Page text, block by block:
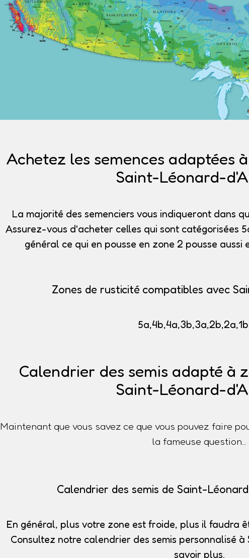
Achetez les semences adaptées
Saint-Léonard-
La majorité des semenciers vous indiqueront dans
Assurez-vous d'acheter celles qui sont catégorisées
général ce qui en pousse en zone 2 pousse aussi
Zones de rusticité compatibles avec
Calendrier des semis adapté à
Saint-Léonard-
Maintenant que vous savez ce que vous pouvez faire
la fameuse question...
Calendrier des semis de Saint-
En général, plus votre zone est froide, plus il faudra
Consultez notre calendrier des semis personnalisé
savoir plus.